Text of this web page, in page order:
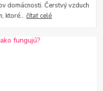
domácnosti. Čerstvý vzduch
ktoré...čítať celé